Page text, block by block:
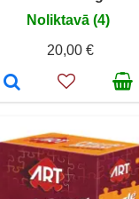
Noliktavā (4)
20,00 €